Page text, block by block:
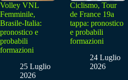
Volley VNL
Femminile,
Brasile-Italia:
pronostico e
probabili
formazioni
25 Luglio
2026
Ciclismo, Tour
de France 19a
tappa: pronostico
e probabili
formazioni
24 Luglio
2026